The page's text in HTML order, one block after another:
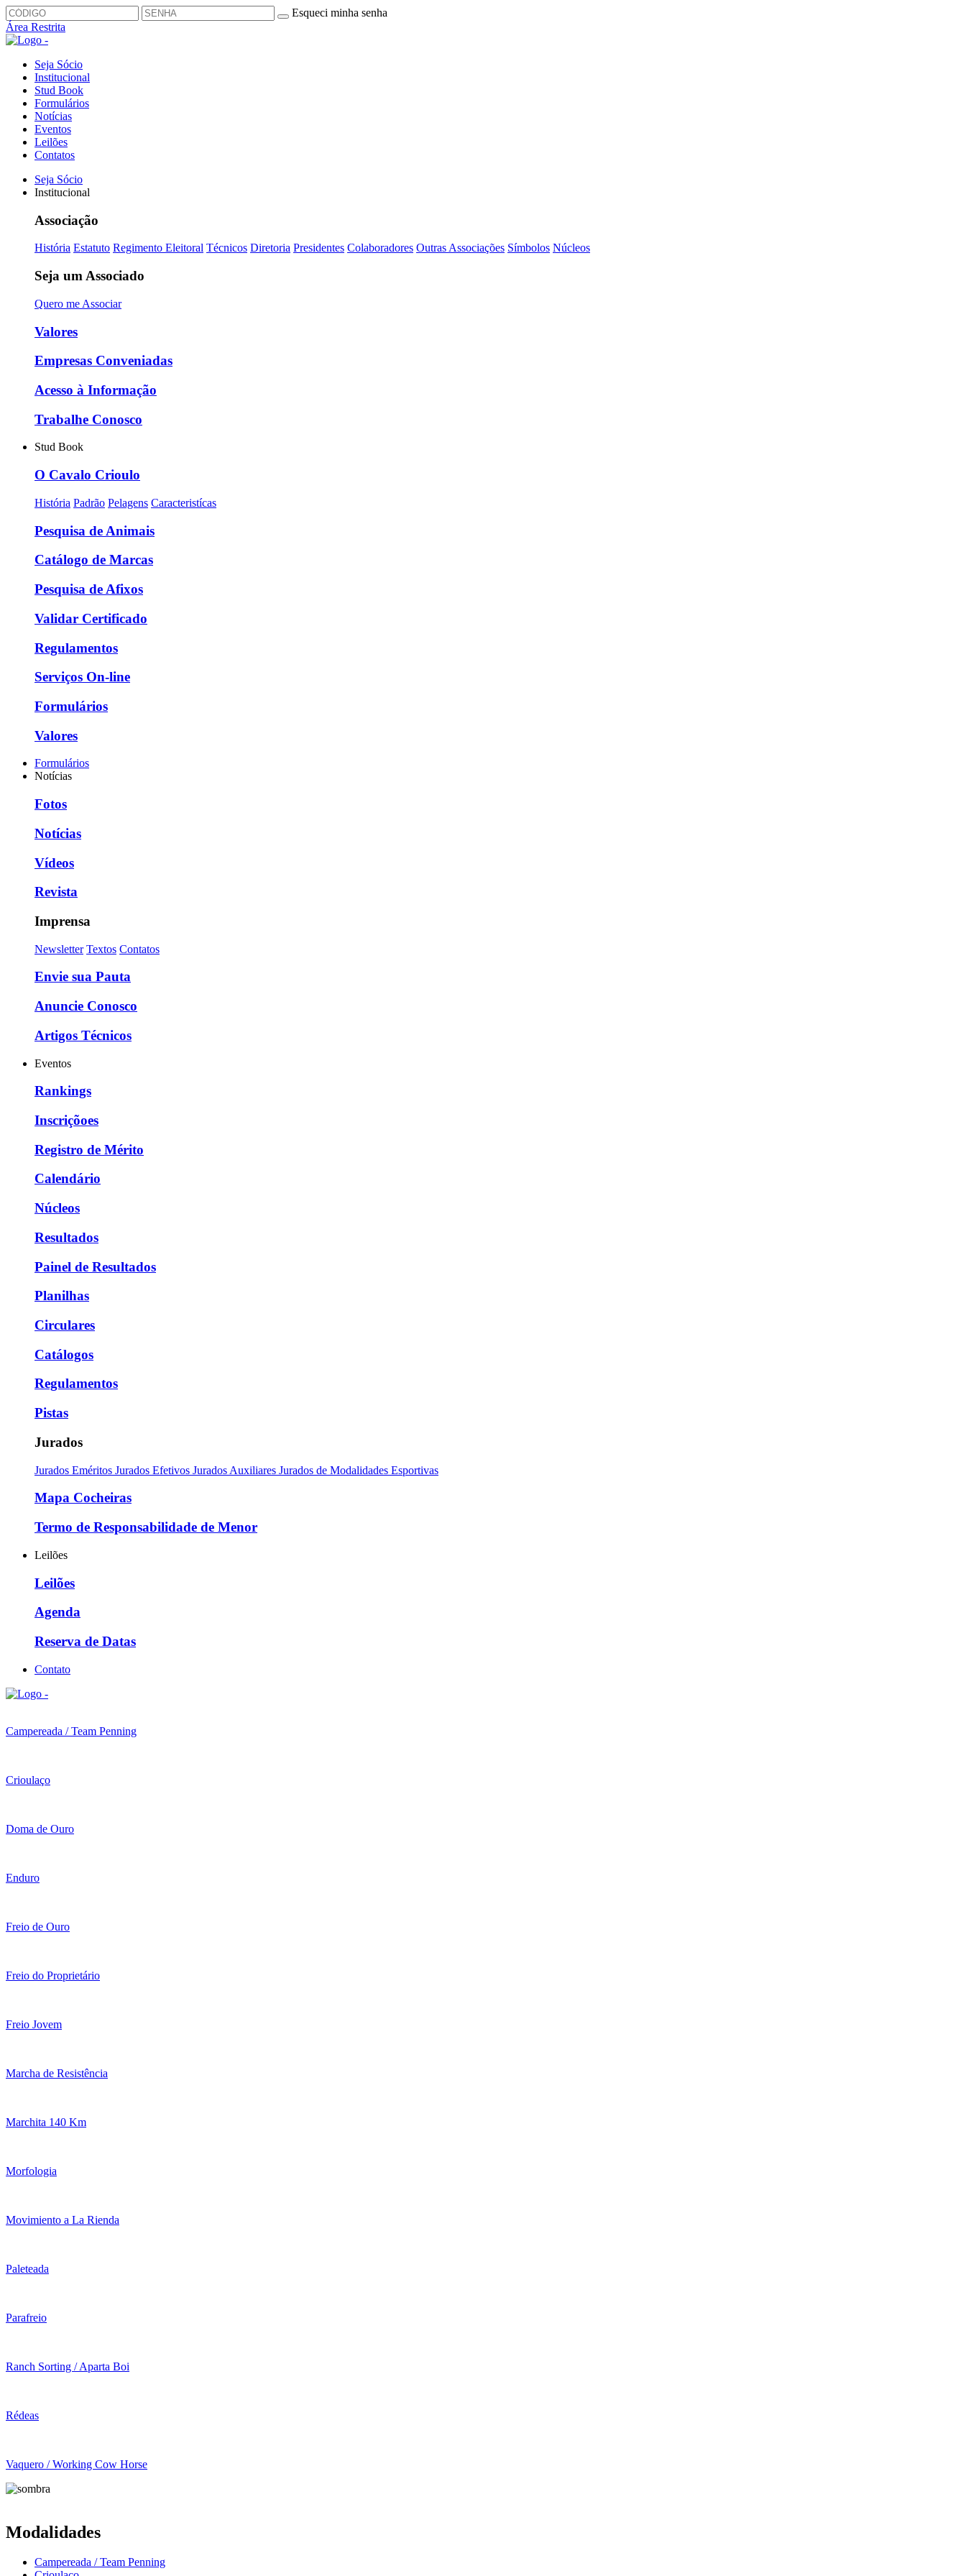
Esqueci minha senha
Área Restrita
Seja Sócio
Institucional
Stud Book
Formulários
Notícias
Eventos
Leilões
Contatos
Seja Sócio
Institucional
Associação
História Estatuto Regimento Eleitoral Técnicos Diretoria Presidentes Colaboradores Outras Associações Símbolos Núcleos
Seja um Associado
Quero me Associar
Valores
Empresas Conveniadas
Acesso à Informação
Trabalhe Conosco
Stud Book
O Cavalo Crioulo
História Padrão Pelagens Caracteristícas
Pesquisa de Animais
Catálogo de Marcas
Pesquisa de Afixos
Validar Certificado
Regulamentos
Serviços On-line
Formulários
Valores
Formulários
Notícias
Fotos
Notícias
Vídeos
Revista
Imprensa
Newsletter Textos Contatos
Envie sua Pauta
Anuncie Conosco
Artigos Técnicos
Eventos
Rankings
Inscriçõoes
Registro de Mérito
Calendário
Núcleos
Resultados
Painel de Resultados
Planilhas
Circulares
Catálogos
Regulamentos
Pistas
Jurados
Jurados Eméritos Jurados Efetivos Jurados Auxiliares Jurados de Modalidades Esportivas
Mapa Cocheiras
Termo de Responsabilidade de Menor
Leilões
Leilões
Agenda
Reserva de Datas
Contato
Campereada / Team Penning
Crioulaço
Doma de Ouro
Enduro
Freio de Ouro
Freio do Proprietário
Freio Jovem
Marcha de Resistência
Marchita 140 Km
Morfologia
Movimiento a La Rienda
Paleteada
Parafreio
Ranch Sorting / Aparta Boi
Rédeas
Vaquero / Working Cow Horse
Modalidades
Campereada / Team Penning